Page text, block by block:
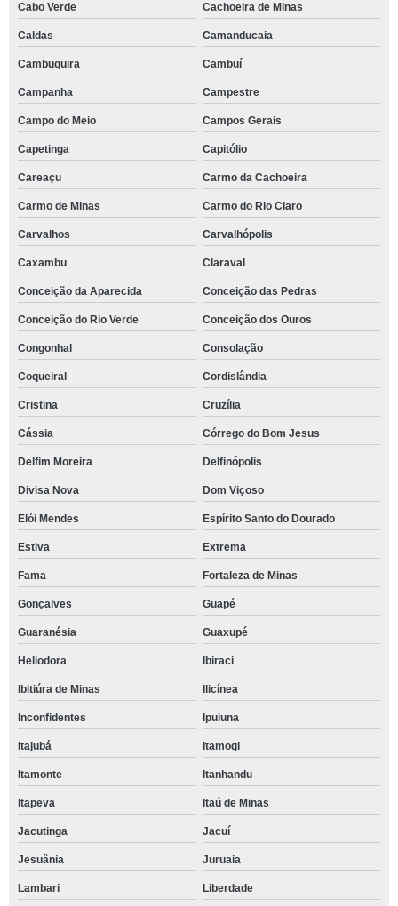
Cabo Verde Cachoeira de Minas
Caldas Camanducaia
Cambuquira Cambuí
Campanha Campestre
Campo do Meio Campos Gerais
Capetinga Capitólio
Careaçu Carmo da Cachoeira
Carmo de Minas Carmo do Rio Claro
Carvalhos Carvalhópolis
Caxambu Claraval
Conceição da Aparecida Conceição das Pedras
Conceição do Rio Verde Conceição dos Ouros
Congonhal Consolação
Coqueiral Cordislândia
Cristina Cruzília
Cássia Córrego do Bom Jesus
Delfim Moreira Delfinópolis
Divisa Nova Dom Viçoso
Elói Mendes Espírito Santo do Dourado
Estiva Extrema
Fama Fortaleza de Minas
Gonçalves Guapé
Guaranésia Guaxupé
Heliodora Ibiraci
Ibitiúra de Minas Ilicínea
Inconfidentes Ipuiuna
Itajubá Itamogi
Itamonte Itanhandu
Itapeva Itaú de Minas
Jacutinga Jacuí
Jesuânia Juruaia
Lambari Liberdade